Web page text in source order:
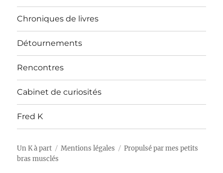
Chroniques de livres
Détournements
Rencontres
Cabinet de curiosités
Fred K
Un K à part Mentions légales
Propulsé par mes petits
bras musclés